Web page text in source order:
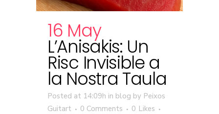
16 May
L’Anisakis: Un
Risc Invisible a
la Nostra Taula
Posted at 14:09h in blog by Peixos
Guitart
0 Comments 0 Likes